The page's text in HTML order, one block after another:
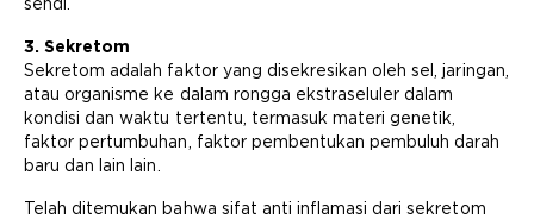
3. Sekretom
Sekretom adalah faktor yang disekresikan oleh sel, jaringan,
atau organisme ke dalam rongga ekstraseluler dalam
kondisi dan waktu tertentu, termasuk materi genetik,
faktor pertumbuhan, faktor pembentukan pembuluh darah
baru dan lain lain.
Telah ditemukan bahwa sifat anti inflamasi dari sekretom